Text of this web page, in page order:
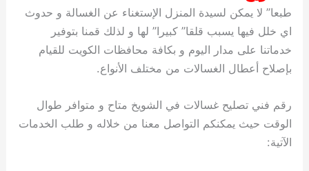
طبعا” لا يمكن لسيدة المنزل الإستغناء عن الغسالة و حدوث
اي خلل فيها يسبب قلقا” كبيرا” لها و لذلك قمنا بتوفير
خدماتنا على مدار اليوم و بكافة محافظات الكويت للقيام
بإصلاح أعطال الغسالات من مختلف الأنواع.
رقم فني تصليح غسالات في الشويخ متاح و متوافر طوال
الوقت حيث يمكنكم التواصل معنا من خلاله و طلب الخدمات
الآتية: